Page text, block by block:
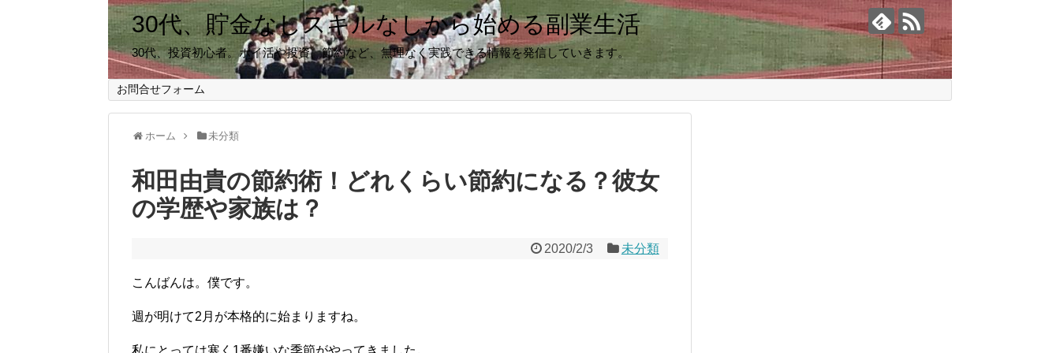
30代、貯金なしスキルなしから始める副業生活
30代、投資初心者。ポイ活や投資、節約など、無理なく実践できる情報を発信していきます。
お問合せフォーム
ホーム 未分類
和田由貴の節約術！どれくらい節約になる？彼女
の学歴や家族は？
2020/2/3 未分類
こんばんは。僕です。
週が明けて2月が本格的に始まりますね。